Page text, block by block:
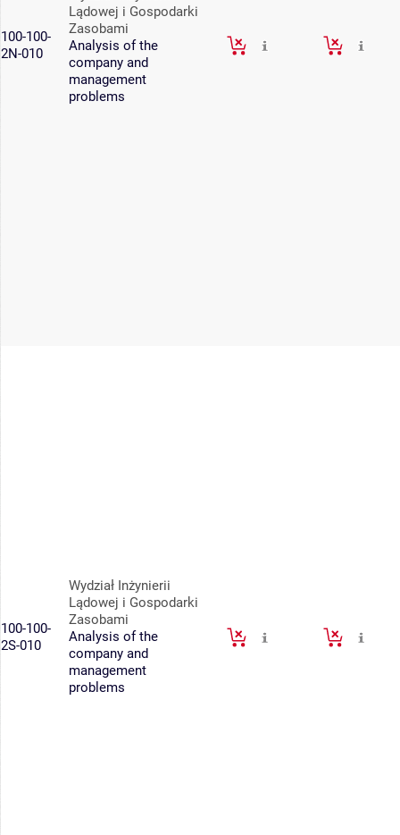
100-100-
2N-010
Lądowej i Gospodarki
Zasobami
Analysis of the
company and
management
problems
100-100-
2S-010
Wydział Inżynierii
Lądowej i Gospodarki
Zasobami
Analysis of the
company and
management
problems